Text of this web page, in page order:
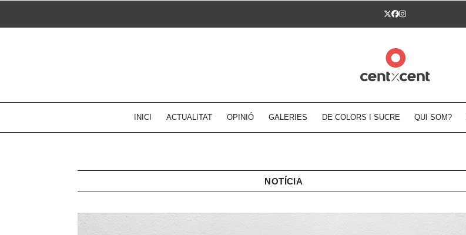
Twitter
Facebook
Instagram
INICI ACTUALITAT OPINIÓ GALERIES DE COLORS I SUCRE QUI SOM?
NOTÍCIA